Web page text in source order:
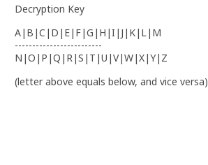
Decryption Key
A|B|C|D|E|F|G|H|I|J|K|L|M
-------------------------
N|O|P|Q|R|S|T|U|V|W|X|Y|Z
(letter above equals below, and vice versa)